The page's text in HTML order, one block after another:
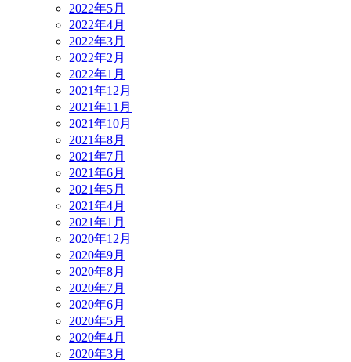
2022年5月
2022年4月
2022年3月
2022年2月
2022年1月
2021年12月
2021年11月
2021年10月
2021年8月
2021年7月
2021年6月
2021年5月
2021年4月
2021年1月
2020年12月
2020年9月
2020年8月
2020年7月
2020年6月
2020年5月
2020年4月
2020年3月